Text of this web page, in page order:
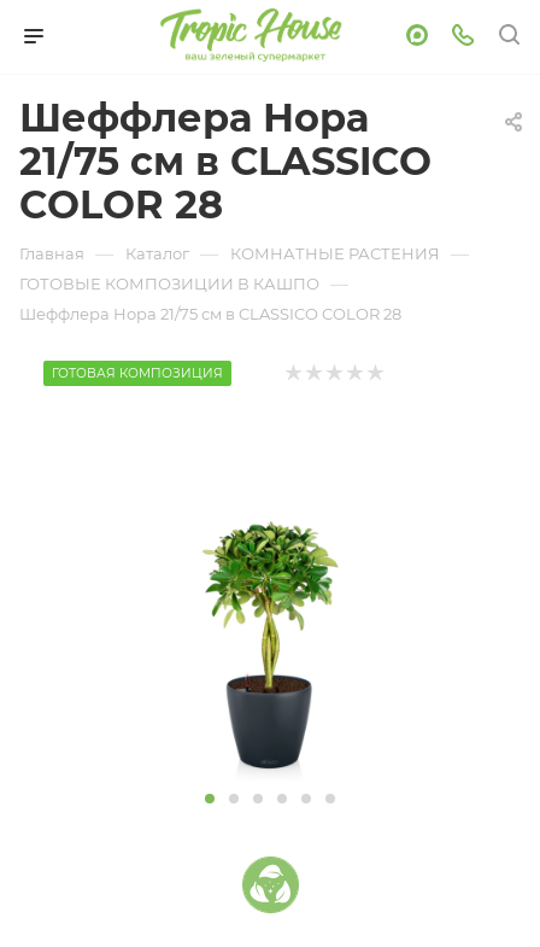
Шеффлера Нора
21/75 см в CLASSICO
COLOR 28
Главная — Каталог — КОМНАТНЫЕ РАСТЕНИЯ —
ГОТОВЫЕ КОМПОЗИЦИИ В КАШПО —
Шеффлера Нора 21/75 см в CLASSICO COLOR 28
ГОТОВАЯ КОМПОЗИЦИЯ